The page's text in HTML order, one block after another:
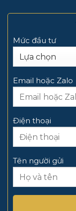
Mức đầu tư
Email hoặc Zalo
Điện thoại
Tên người gửi